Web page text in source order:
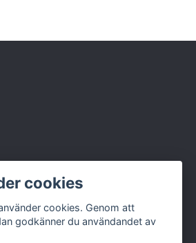
cookies
cookies. Genom att
godkänner du användandet av